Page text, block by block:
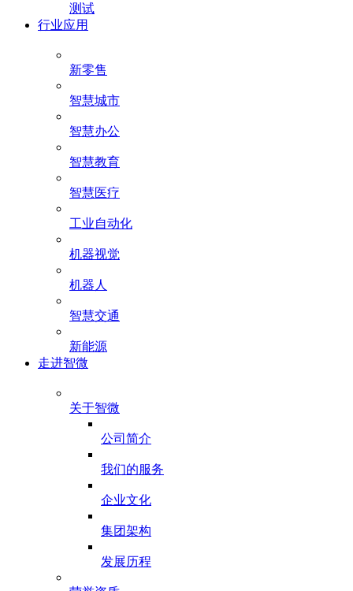
测试
行业应用
新零售
智慧城市
智慧办公
智慧教育
智慧医疗
工业自动化
机器视觉
机器人
智慧交通
新能源
走进智微
关于智微
公司简介
我们的服务
企业文化
集团架构
发展历程